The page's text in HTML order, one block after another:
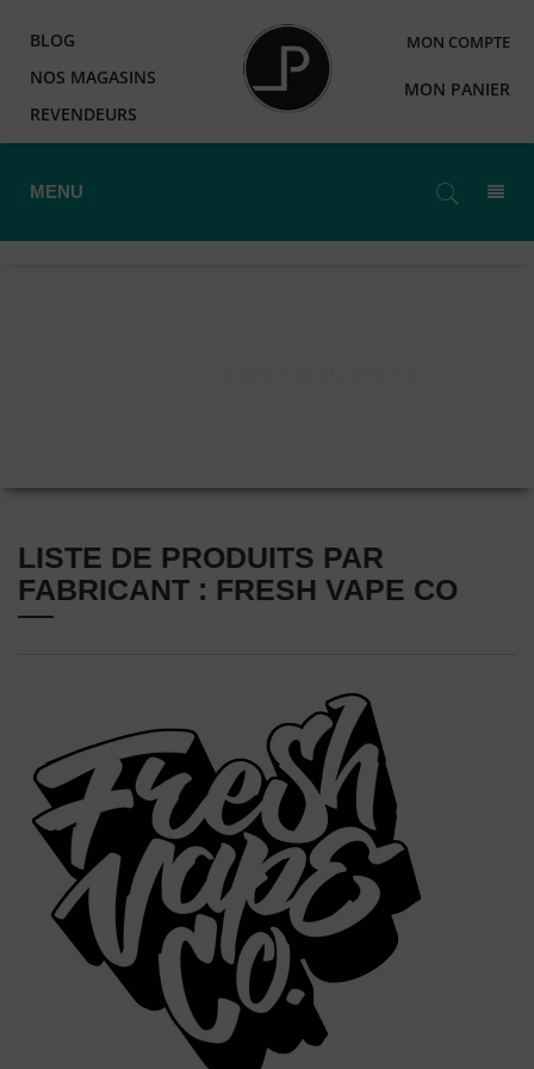
BLOG
NOS MAGASINS
REVENDEURS
MON COMPTE
MON PANIER
MENU
LISTE DE PRODUITS PAR
FABRICANT : FRESH VAPE CO